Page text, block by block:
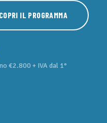
IL PROGRAMMA
€2.800 + IVA dal 1°